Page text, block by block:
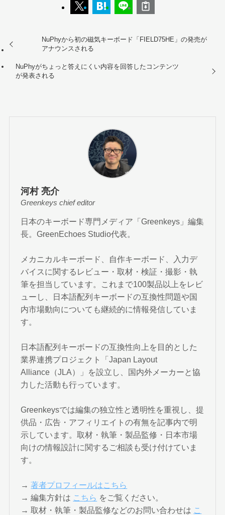
NuPhyから初の磁気キーボード「FIELD75HE」の発売が
アナウンスされる
NuPhyがちょっと答えにくい内容を回答したコンテンツ
が発表される
河村 亮介
Greenkeys chief editor
日本のキーボード専門メディア「Greenkeys」編集
長。GreenEchoes Studio代表。
メカニカルキーボード、自作キーボード、入力デ
バイスに関するレビュー・取材・検証・撮影・執
筆を担当しています。これまで100製品以上をレビ
ューし、日本語配列キーボードの互換性問題や国
内市場動向についても継続的に情報発信していま
す。
日本語配列キーボードの互換性向上を目的とした
業界連携プロジェクト「Japan Layout
Alliance（JLA）」を設立し、国内外メーカーと協
力した活動も行っています。
Greenkeysでは編集の独立性と透明性を重視し、提
供品・広告・アフィリエイトの有無を記事内で明
示しています。取材・執筆・製品監修・日本市場
向けの情報設計に関するご相談も受け付けていま
す。
→著者プロフィールはこちら
→ 編集方針は こちら をご覧ください。
→ 取材・執筆・製品監修などのお問い合わせは こ